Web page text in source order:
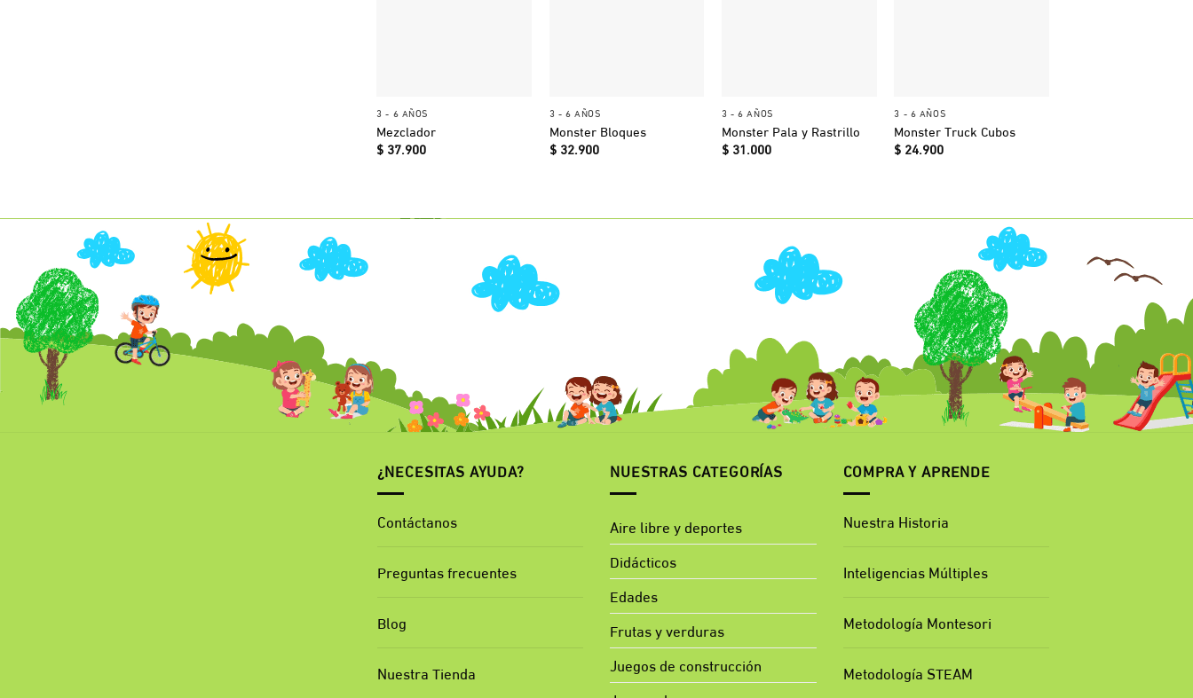
3 - 6 AÑOS
Mezclador
$ 37.900
3 - 6 AÑOS
Monster Bloques
$32.900
3 - 6 AÑOS
Monster Pala y Rastrillo
$ 31.000
3 - 6 AÑOS
Monster Truck Cubos
$ 24.900
¿NECESITAS AYUDA?
Contáctanos
Preguntas frecuentes
Blog
Nuestra Tienda
NUESTRAS CATEGORÍAS
Aire libre y deportes
Didácticos
Edades
Frutas y verduras
Juegos de construcción
COMPRA Y APRENDE
Nuestra Historia
Inteligencias Múltiples
Metodología Montesori
Metodología STEAM